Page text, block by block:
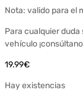
Nota: valido para el
Para cualquier
vehículo
19.99€
Hay existencias